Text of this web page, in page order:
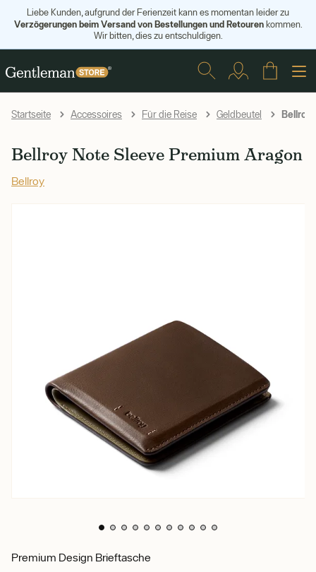
Liebe Kunden, aufgrund der Ferienzeit kann es momentan leider zu
Verzögerungen beim Versand von Bestellungen und Retourenkommen.
Wir bitten, dies zu entschuldigen.
Startseite Accessoires Für die Reise Geldbeutel Bellroy
Bellroy Note Sleeve Premium Aragon
Bellroy
Premium Design Brieftasche